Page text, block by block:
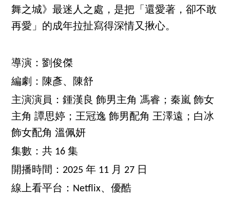
舞之城》最迷人之處，是把「還愛著，卻不敢
再愛」的成年拉扯寫得深情又揪心。
導演：劉俊傑
編劇：陳彥、陳舒
主演演員：鍾漢良 飾男主角 馮睿；秦嵐 飾女
主角 譚思婷；王冠逸 飾男配角 王澤遠；白冰
飾女配角 溫佩妍
集數：共 16 集
開播時間：2025 年 11 月 27 日
線上看平台：Netflix、優酷